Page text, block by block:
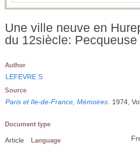
Une ville neuve en
du 12siècle: Pecqueuse
Author
LEFEVRE S
Source
Paris et Ile-de-France, Mémoires 1974,
Document type
Article Language